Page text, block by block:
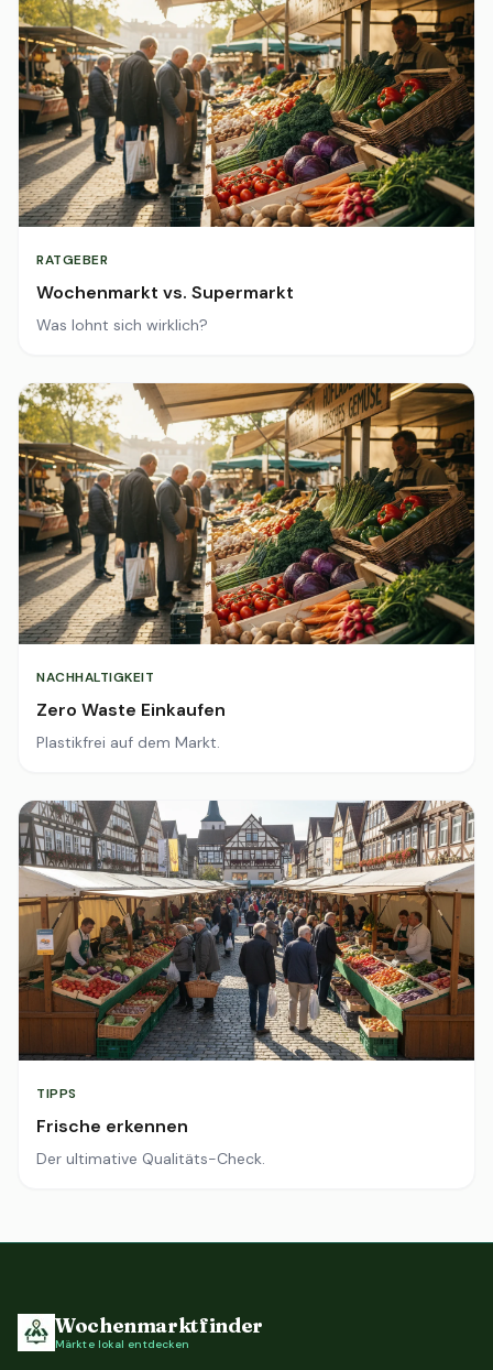
RATGEBER
Wochenmarkt vs. Supermarkt
Was lohnt sich wirklich?
NACHHALTIGKEIT
Zero Waste Einkaufen
Plastikfrei auf dem Markt.
TIPPS
Frische erkennen
Der ultimative Qualitäts-Check.
Wochenmarktfinder
Märkte lokal entdecken